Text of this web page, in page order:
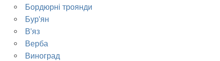
Бордюрні троянди
Бур'ян
В'яз
Верба
Виноград